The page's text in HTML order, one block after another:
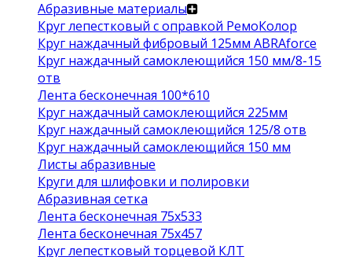
Абразивные материалы
Круг лепестковый с оправкой РемоКолор
Круг наждачный фибровый 125мм ABRAforce
Круг наждачный самоклеющийся 150 мм/8-15
отв
Лента бесконечная 100*610
Круг наждачный самоклеющийся 225мм
Круг наждачный самоклеющийся 125/8 отв
Круг наждачный самоклеющийся 150 мм
Листы абразивные
Круги для шлифовки и полировки
Абразивная сетка
Лента бесконечная 75х533
Лента бесконечная 75х457
Круг лепестковый торцевой КЛТ